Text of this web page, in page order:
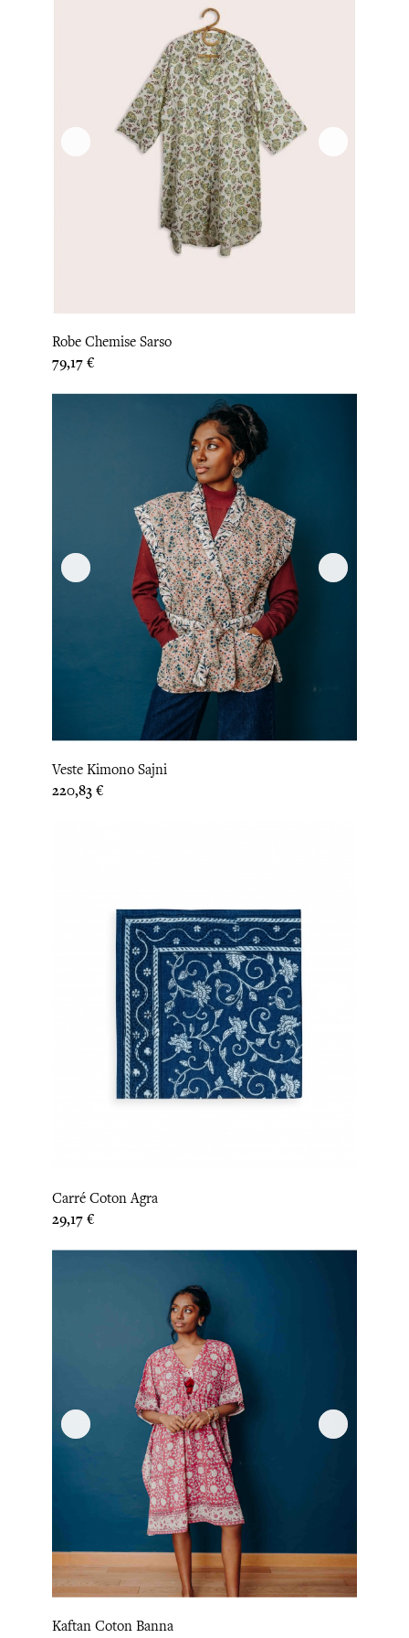
Robe Chemise Sarso
Prix
79,17 €
Veste Kimono Sajni
Prix
220,83 €
Carré Coton Agra
Prix
29,17 €
Kaftan Coton Banna